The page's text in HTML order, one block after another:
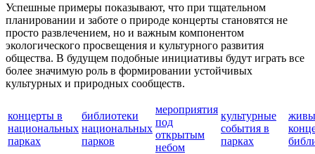
Успешные примеры показывают, что при тщательном
планировании и заботе о природе концерты становятся не
просто развлечением, но и важным компонентом
экологического просвещения и культурного развития
общества. В будущем подобные инициативы будут играть все
более значимую роль в формировании устойчивых
культурных и природных сообществ.
концерты в
национальных
парках
библиотеки
национальных
парков
мероприятия
под
открытым
небом
культурные
события в
парках